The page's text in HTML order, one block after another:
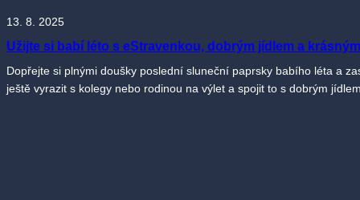
13. 8. 2025
Užijte si babí léto s eStravenkou, dobrým jídlem a
Dopřejte si plnými doušky poslední sluneční paprsky babího léta a
ještě vyrazit s kolegy nebo rodinou na výlet a spojit to s dobrým